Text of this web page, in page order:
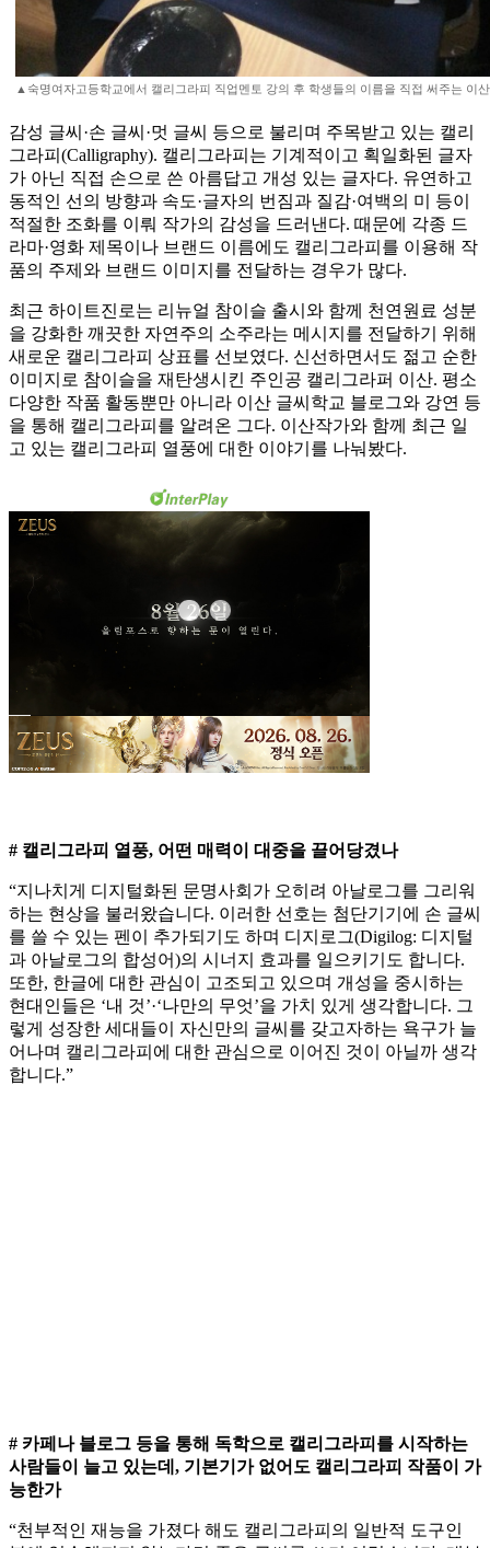
▲숙명여자고등학교에서 캘리그라피 직업멘토 강의 후 학생들의 이름을 직접 써주는 이
감성 글씨·손 글씨·멋 글씨 등으로 불리며 주목받고 있는 캘리
그라피(Calligraphy). 캘리그라피는 기계적이고 획일화된 글자
가 아닌 직접 손으로 쓴 아름답고 개성 있는 글자다. 유연하고
동적인 선의 방향과 속도·글자의 번짐과 질감·여백의 미 등이
적절한 조화를 이뤄 작가의 감성을 드러낸다. 때문에 각종 드
라마·영화 제목이나 브랜드 이름에도 캘리그라피를 이용해 작
품의 주제와 브랜드 이미지를 전달하는 경우가 많다.
최근 하이트진로는 리뉴얼 참이슬 출시와 함께 천연원료 성분
을 강화한 깨끗한 자연주의 소주라는 메시지를 전달하기 위해
새로운 캘리그라피 상표를 선보였다. 신선하면서도 젊고 순한
이미지로 참이슬을 재탄생시킨 주인공 캘리그라퍼 이산. 평소
다양한 작품 활동뿐만 아니라 이산 글씨학교 블로그와 강연 등
을 통해 캘리그라피를 알려온 그다. 이산작가와 함께 최근 일
고 있는 캘리그라피 열풍에 대한 이야기를 나눠봤다.
# 캘리그라피 열풍, 어떤 매력이 대중을 끌어당겼나
“지나치게 디지털화된 문명사회가 오히려 아날로그를 그리워
하는 현상을 불러왔습니다. 이러한 선호는 첨단기기에 손 글씨
를 쓸 수 있는 펜이 추가되기도 하며 디지로그(Digilog: 디지털
과 아날로그의 합성어)의 시너지 효과를 일으키기도 합니다.
또한, 한글에 대한 관심이 고조되고 있으며 개성을 중시하는
현대인들은 ‘내 것’·‘나만의 무엇’을 가치 있게 생각합니다. 그
렇게 성장한 세대들이 자신만의 글씨를 갖고자하는 욕구가 늘
어나며 캘리그라피에 대한 관심으로 이어진 것이 아닐까 생각
합니다.”
# 카페나 블로그 등을 통해 독학으로 캘리그라피를 시작하는
사람들이 늘고 있는데, 기본기가 없어도 캘리그라피 작품이 가
능한가
“천부적인 재능을 가졌다 해도 캘리그라피의 일반적 도구인